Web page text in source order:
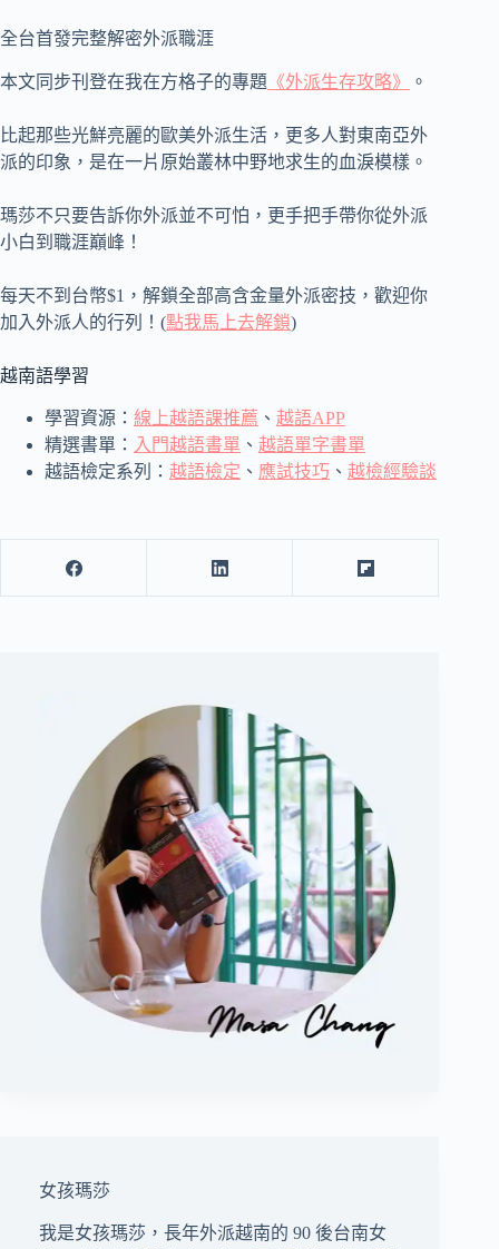
全台首發完整解密外派職涯
本文同步刊登在我在方格子的專題 《外派生存攻略》 。
比起那些光鮮亮麗的歐美外派生活，更多人對東南亞外
派的印象，是在一片原始叢林中野地求生的血淚模樣。
瑪莎不只要告訴你外派並不可怕，更手把手帶你從外派
小白到職涯巔峰！
每天不到台幣$1，解鎖全部高含金量外派密技，歡迎你
加入外派人的行列！(點我馬上去解鎖)
越南語學習
學習資源： 線上越語課推薦 、 越語APP
精選書單： 入門越語書單 、 越語單字書單
越語檢定系列： 越語檢定 、 應試技巧 、 越檢經驗談
女孩瑪莎
我是女孩瑪莎，長年外派越南的 90 後台南女